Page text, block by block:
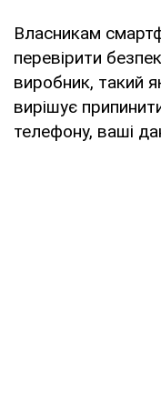
Власникам
перевірити
виробник, такий
вирішує
телефону, ваші